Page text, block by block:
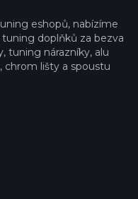
eshopů, nabízíme
doplňků za bezva
tuning nárazníky, alu
chrom lišty a spoustu